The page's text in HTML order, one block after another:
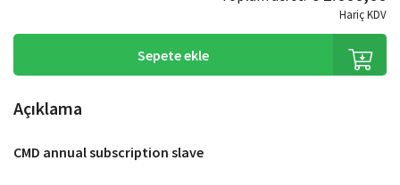
Hariç KDV
Sepete ekle
Açıklama
CMD annual subscription slave